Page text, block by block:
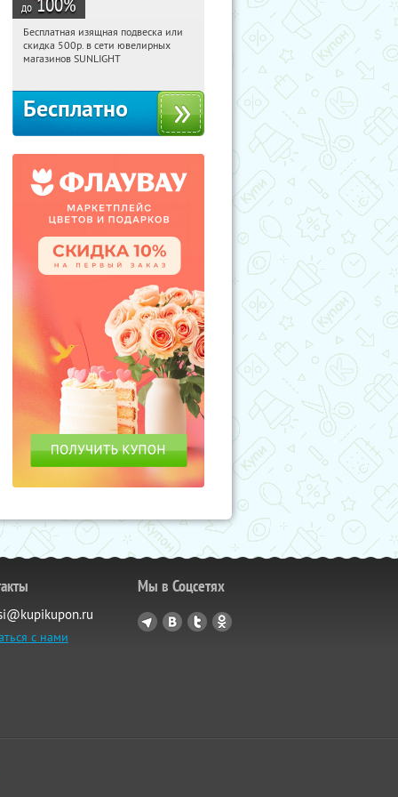
до
15:01:56 Получили:
Россия
Бесплатная изящная подвеска или
скидка 500р. в сети ювелирных
магазинов SUNLIGHT
Бесплатно
с нами
Мы в Соцсетях